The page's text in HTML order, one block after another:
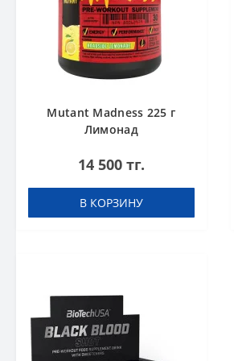
Mutant Madness 225 г
Лимонад
14 500 тг.
В КОРЗИНУ